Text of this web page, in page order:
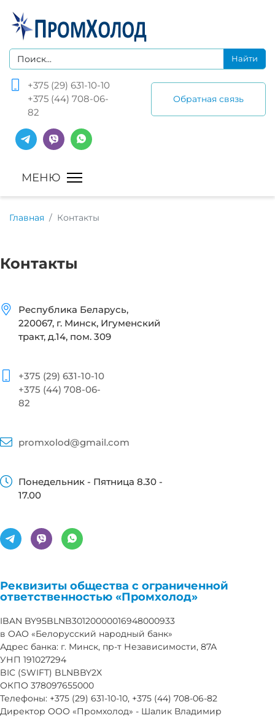
+375 (29) 631-10-10
+375 (44) 708-06-
82
Обратная связь
Главная Контакты
Контакты
Республика Беларусь,
220067, г. Минск, Игуменский
тракт, д.14, пом. 309
+375 (29) 631-10-10
+375 (44) 708-06-
82
promxolod@gmail.com
Понедельник - Пятница 8.30 -
17.00
Реквизиты общества с ограниченной
ответственностью «Промхолод»
IBAN BY95BLNB30120000016948000933
в ОАО «Белорусский народный банк»
Адрес банка: г. Минск, пр-т Независимости, 87А
УНП 191027294
BIC (SWIFT) BLNBBY2X
ОКПО 378097655000
Телефоны: +375 (29) 631-10-10, +375 (44) 708-06-82
Директор ООО «Промхолод» - Шалик Владимир